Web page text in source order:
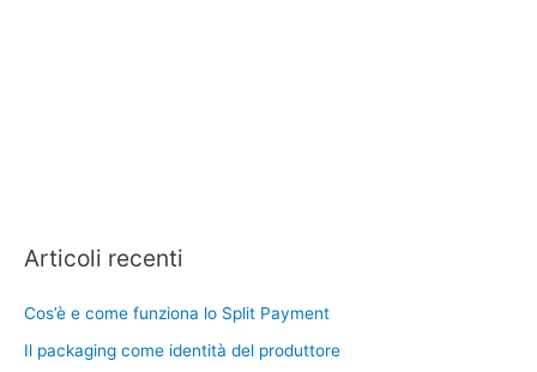
Articoli recenti
Cos’è e come funziona lo Split Payment
Il packaging come identità del produttore